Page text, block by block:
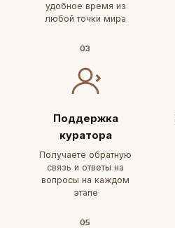
удобное время из
любой точки мира
03
Поддержка
куратора
Получаете обратную
связь и ответы на
вопросы на каждом
этапе
05